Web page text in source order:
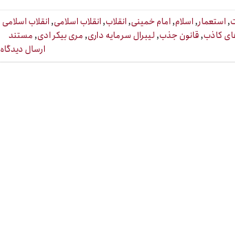
,استعمار,اسلام,امام خمینی,انقلاب,انقلاب اسلامی,انقلاب اسلامی
کاذب,قانون جذب,لیبرال سرمایه داری,مری بیکر ادی,مستند
ارسال دیدگاه